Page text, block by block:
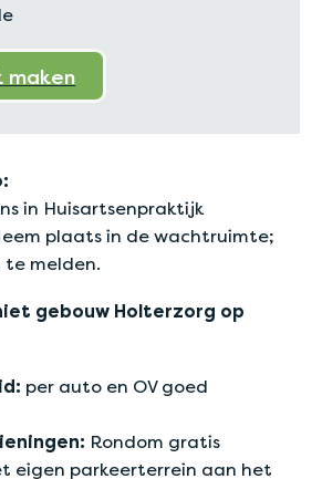
maken
in Huisartsenpraktijk
plaats in de wachtruimte;
melden.
gebouw Holterzorg op
per auto en OV goed
Rondom gratis
eigen parkeerterrein aan het